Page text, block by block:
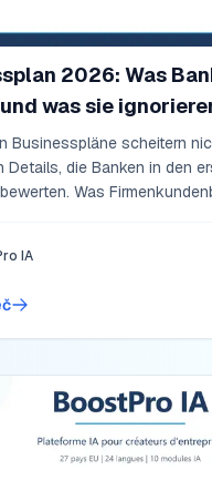
2026: Was
was sie
Businesspläne scheitern
Details, die Banken in den
Was
Plan strukturieren.
IA